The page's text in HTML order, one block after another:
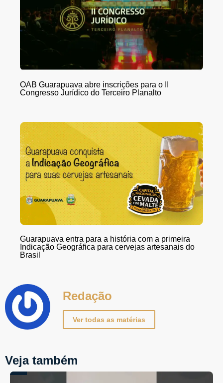
OAB Guarapuava abre inscrições para o II
Congresso Jurídico do Terceiro Planalto
Guarapuava entra para a história com a primeira
Indicação Geográfica para cervejas artesanais do
Brasil
Redação
Ver todas as matérias
Veja também